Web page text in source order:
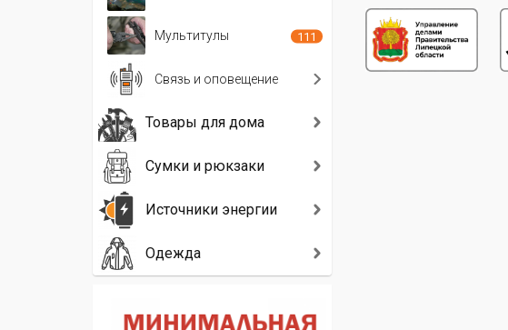
Мультитулы 111
Связь и оповещение
Товары для дома
Сумки и рюкзаки
Источники энергии
Одежда